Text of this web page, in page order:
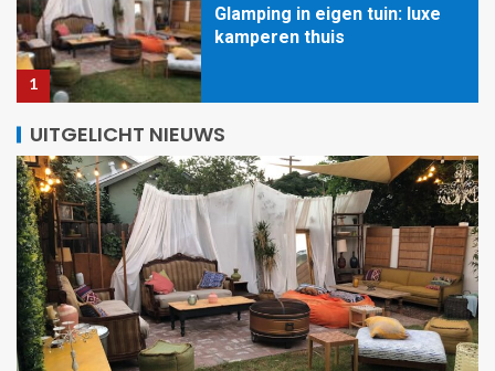
1
Glamping in eigen tuin: luxe
kamperen thuis
2
Zomerse bloemenmotieven:
maak kleurrijke gordijnen
Verkoelende texturen: ijzige
materialen voor een fris
interieur
UITGELICHT NIEUWS